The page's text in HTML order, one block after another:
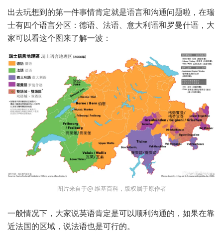
出去玩想到的第一件事情肯定就是语言和沟通问题啦，在瑞
士有四个语言分区：德语、法语、意大利语和罗曼什语，大
家可以看这个图来了解一波：
图片来自于@ 维基百科，版权属于原作者
一般情况下，大家说英语肯定是可以顺利沟通的，如果在靠
近法国的区域，说法语也是可行的。